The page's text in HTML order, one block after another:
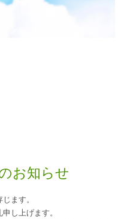
お知らせ
ます。
し上げます。